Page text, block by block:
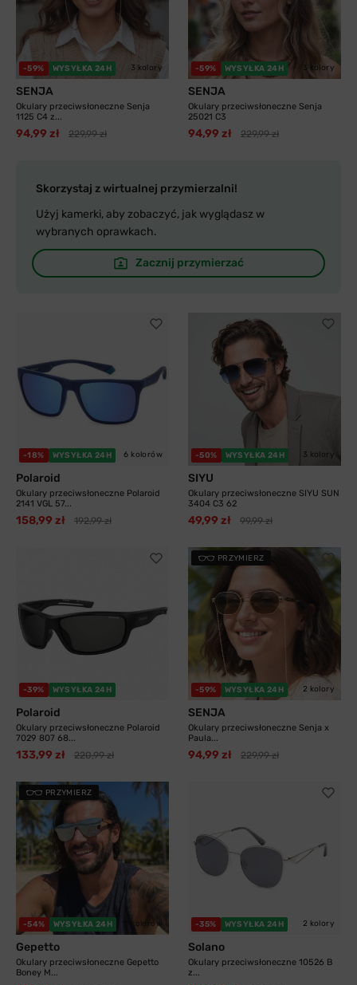
-59% WYSYŁKA 24H 3 kolory
SENJA
Okulary przeciwsłoneczne Senja
1125 C4 z...
94,99 zł 229,99 zł
-59% WYSYŁKA 24H 3 kolory
SENJA
Okulary przeciwsłoneczne Senja
25021 C3
94,99 zł 229,99 zł
Skorzystaj z wirtualnej przymierzalni!
Użyj kamerki, aby zobaczyć, jak wyglądasz w
wybranych oprawkach.
Zacznij przymierzać
-18% WYSYŁKA 24H 6 kolorów
Polaroid
Okulary przeciwsłoneczne Polaroid
2141 VGL 57...
158,99 zł 192,99 zł
-50% WYSYŁKA 24H 3 kolory
SIYU
Okulary przeciwsłoneczne SIYU SUN
3404 C3 62
49,99 zł 99,99 zł
-39% WYSYŁKA 24H
Polaroid
Okulary przeciwsłoneczne Polaroid
7029 807 68...
133,99 zł 220,99 zł
PRZYMIERZ
-59% WYSYŁKA 24H 2 kolory
SENJA
Okulary przeciwsłoneczne Senja x
Paula...
94,99 zł 229,99 zł
PRZYMIERZ
-54% WYSYŁKA 24H 11 kolorów
Gepetto
Okulary przeciwsłoneczne Gepetto
Boney M...
-35% WYSYŁKA 24H 2 kolory
Solano
Okulary przeciwsłoneczne 10526 B
z...